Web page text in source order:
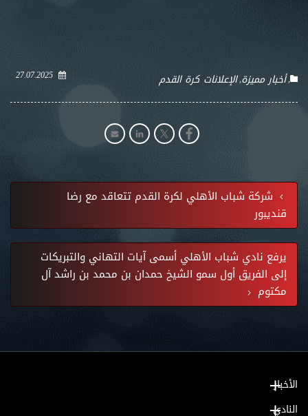
27.07.2025 أخبار مميزة الإعلانات كرة القدم
شركة شباب الأهلي لكرة القدم تتعاقد مع رضا
قنديبور
يرفع نادي شباب الأهلي أسمى آيات التهاني والتبريكات
إلى الفريق أول سمو الشيخ حمدان بن محمد بن راشد آل
مكتوم
الأخبار
النادي